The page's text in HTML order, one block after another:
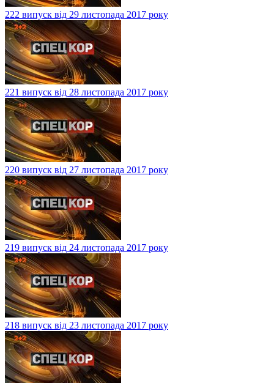
222 випуск від 29 листопада 2017 року
221 випуск від 28 листопада 2017 року
220 випуск від 27 листопада 2017 року
219 випуск від 24 листопада 2017 року
218 випуск від 23 листопада 2017 року